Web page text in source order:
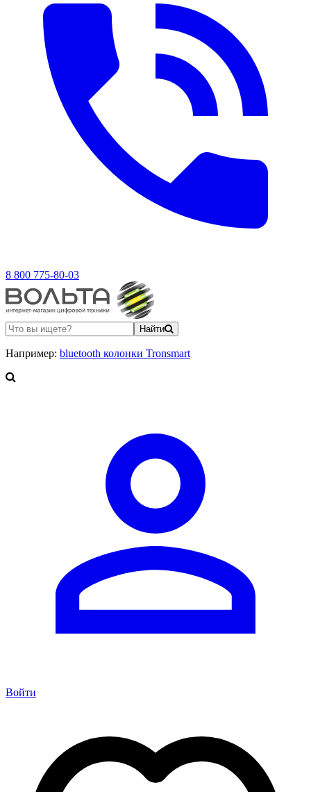
8 800 775-80-03
Найти
Например: bluetooth колонки Tronsmart
Войти